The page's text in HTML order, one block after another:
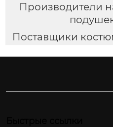
Производители
Поставщики